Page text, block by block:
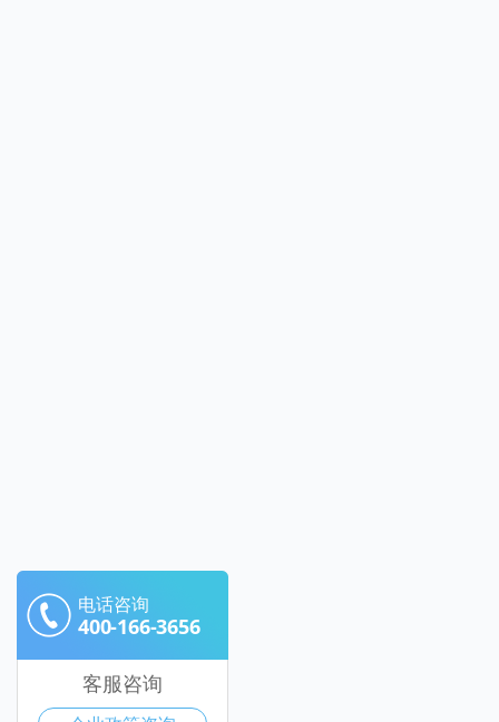
电话咨询
400-166-3656
客服咨询